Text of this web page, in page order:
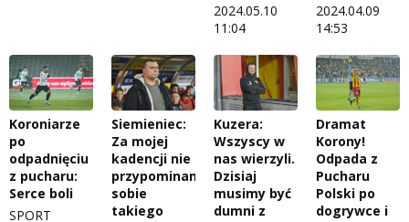
2024.05.10
11:04
2024.04.09
14:53
Koroniarze
po
odpadnięciu
z pucharu:
Serce boli
SPORT
Siemieniec:
Za mojej
kadencji nie
przypominam
sobie
takiego
Kuzera:
Wszyscy w
nas wierzyli.
Dzisiaj
musimy być
dumni z
Dramat
Korony!
Odpada z
Pucharu
Polski po
dogrywce i